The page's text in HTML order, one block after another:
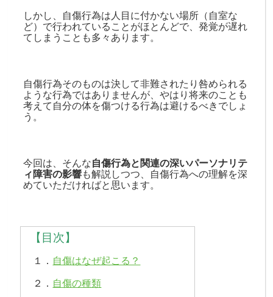
しかし、自傷行為は人目に付かない場所（自室な
ど）で行われていることがほとんどで、発覚が遅れ
てしまうことも多々あります。
自傷行為そのものは決して非難されたり咎められる
ような行為ではありませんが、やはり将来のことも
考えて自分の体を傷つける行為は避けるべきでしょ
う。
今回は、そんな自傷行為と関連の深いパーソナリテ
ィ障害の影響も解説しつつ、自傷行為への理解を深
めていただければと思います。
【目次】
１． 自傷はなぜ起こる？
２． 自傷の種類